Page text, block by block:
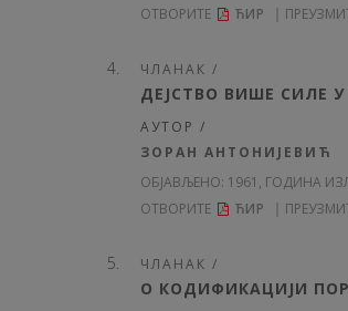
ОТВОРИТЕ
ЋИР
ЧЛАНАК /
ДЕЈСТВО ВИШЕ СИЛЕ
АУТОР /
ЗОРАН АНТОНИЈЕВИЋ
ОБЈАВЉЕНО: 1961, ГОДИНА
ОТВОРИТЕ
ЋИР
ЧЛАНАК /
О КОДИФИКАЦИЈИ